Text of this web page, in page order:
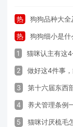
热 狗狗品种大全
热 狗狗细小是什
1 猫咪认主有这
2 做好这4件事
3 第十六届东西
4 养犬管理条例
5 猫咪讨厌梳毛